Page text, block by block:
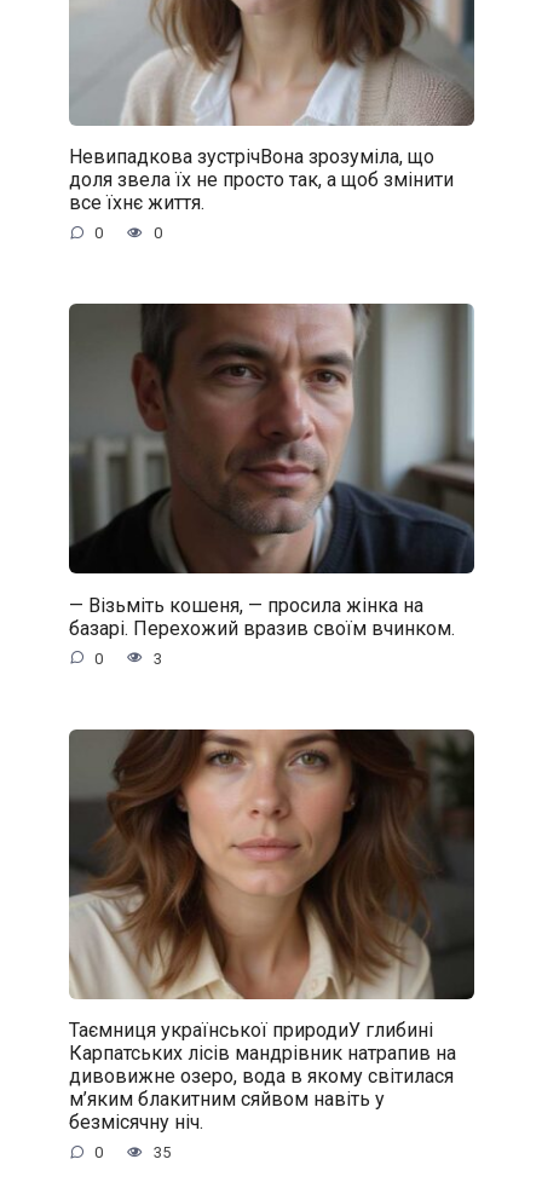
Невипадкова зустрічВона зрозуміла, що
доля звела їх не просто так, а щоб змінити
все їхнє життя.
0 0
— Візьміть кошеня, — просила жінка на
базарі. Перехожий вразив своїм вчинком.
0 3
Таємниця української природиУ глибині
Карпатських лісів мандрівник натрапив на
дивовижне озеро, вода в якому світилася
м’яким блакитним сяйвом навіть у
безмісячну ніч.
0 35